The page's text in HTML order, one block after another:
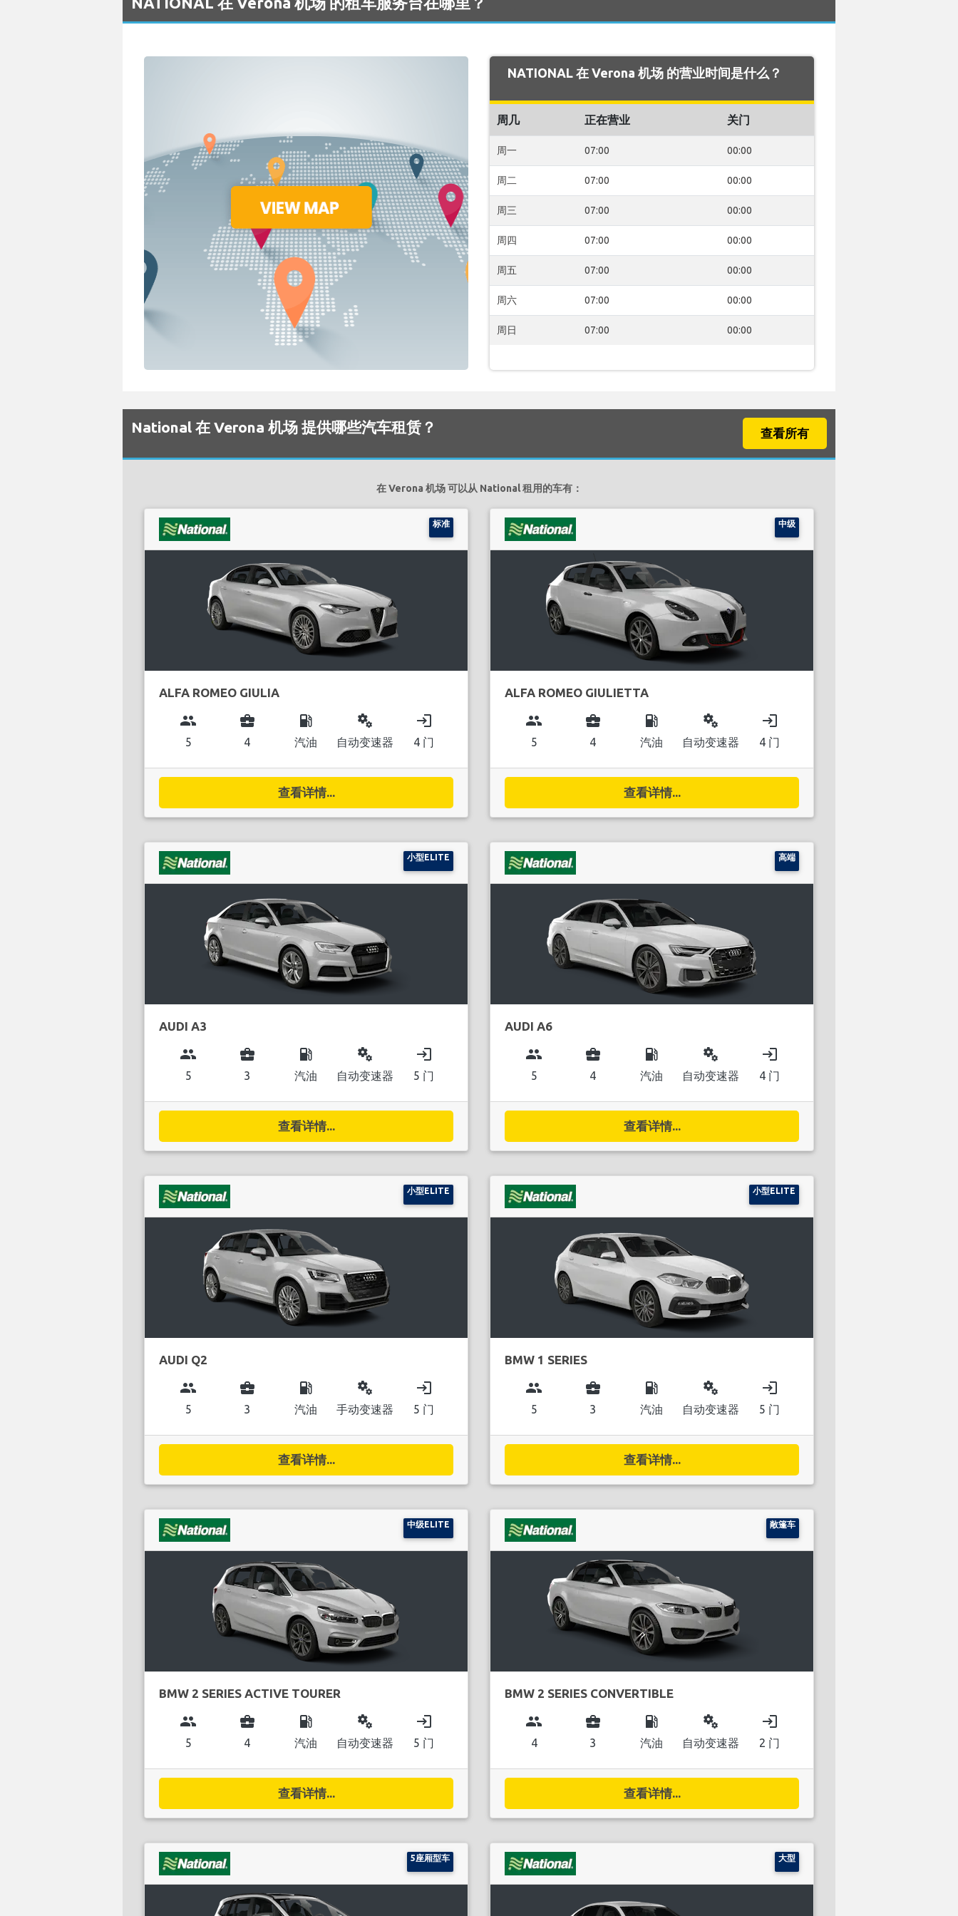
NATIONAL 在 Verona 机场 的营业时间是什么？
周几 正在营业 关门
周一 07:00 00:00
周二 07:00 00:00
周三 07:00 00:00
周四 07:00 00:00
周五 07:00 00:00
周六 07:00 00:00
周日 07:00 00:00
National 在 Verona 机场 提供哪些汽车租赁？ 查看所有
在 Verona 机场 可以从 National 租用的车有：
标准
ALFA ROMEO GIULIA
group
5
business_center
4
local_gas_station
汽油
miscellaneous_services
自动变速器
login
4 门
查看详情...
中级
ALFA ROMEO GIULIETTA
group
5
business_center
4
local_gas_station
汽油
miscellaneous_services
自动变速器
login
4 门
查看详情...
小型ELITE
AUDI A3
group
5
business_center
3
local_gas_station
汽油
miscellaneous_services
自动变速器
login
5 门
查看详情...
高端
AUDI A6
group
5
business_center
4
local_gas_station
汽油
miscellaneous_services
自动变速器
login
4 门
查看详情...
小型ELITE
AUDI Q2
group
5
business_center
3
local_gas_station
汽油
miscellaneous_services
手动变速器
login
5 门
查看详情...
小型ELITE
BMW 1 SERIES
group
5
business_center
3
local_gas_station
汽油
miscellaneous_services
自动变速器
login
5 门
查看详情...
中级ELITE
BMW 2 SERIES ACTIVE TOURER
group
5
business_center
4
local_gas_station
汽油
miscellaneous_services
自动变速器
login
5 门
查看详情...
敞篷车
BMW 2 SERIES CONVERTIBLE
group
4
business_center
3
local_gas_station
汽油
miscellaneous_services
自动变速器
login
2 门
查看详情...
5座厢型车 大型